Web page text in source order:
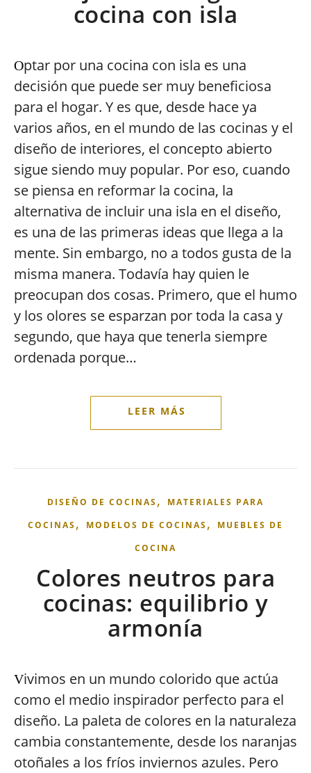
cocina con isla
Optar por una cocina con isla es una
decisión que puede ser muy beneficiosa
para el hogar. Y es que, desde hace ya
varios años, en el mundo de las cocinas y el
diseño de interiores, el concepto abierto
sigue siendo muy popular. Por eso, cuando
se piensa en reformar la cocina, la
alternativa de incluir una isla en el diseño,
es una de las primeras ideas que llega a la
mente. Sin embargo, no a todos gusta de la
misma manera. Todavía hay quien le
preocupan dos cosas. Primero, que el humo
y los olores se esparzan por toda la casa y
segundo, que haya que tenerla siempre
ordenada porque…
DISEÑO DE COCINAS,
MATERIALES PARA
COCINAS, MODELOS DE COCINAS,
MUEBLES DE
COCINA
Colores neutros para
cocinas: equilibrio y
armonía
Vivimos en un mundo colorido que actúa
como el medio inspirador perfecto para el
diseño. La paleta de colores en la naturaleza
cambia constantemente, desde los naranjas
otoñales a los fríos inviernos azules. Pero